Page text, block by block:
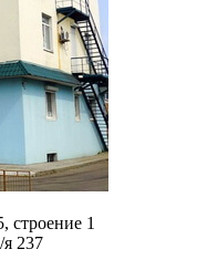
строение 1
я 237